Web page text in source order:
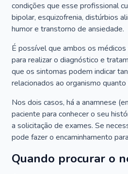
condições que esse profissional
bipolar, esquizofrenia, distúrbios
humor e transtorno de ansiedade.
É possível que ambos os
para realizar o diagnóstico e
que os sintomas podem indicar
relacionados ao organismo
Nos dois casos, há a anamnese
paciente para conhecer o seu
a solicitação de exames. Se
pode fazer o encaminhamento
Quando procurar o